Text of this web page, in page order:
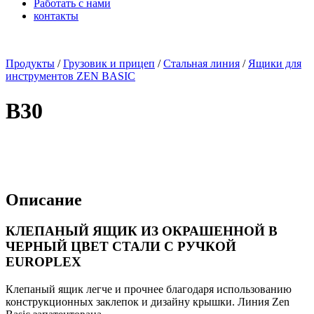
Работать с нами
контакты
Продукты /Грузовик и прицеп /Стальная линия / Ящики для
инструментов ZEN BASIC
B30
Описание
КЛЕПАНЫЙ ЯЩИК ИЗ ОКРАШЕННОЙ В
ЧЕРНЫЙ ЦВЕТ СТАЛИ С РУЧКОЙ
EUROPLEX
Клепаный ящик легче и прочнее благодаря использованию
конструкционных заклепок и дизайну крышки. Линия Zen